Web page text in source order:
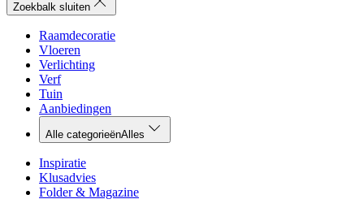
Zoekbalk sluiten
Raamdecoratie
Vloeren
Verlichting
Verf
Tuin
Aanbiedingen
Alle categorieënAlles
Inspiratie
Klusadvies
Folder & Magazine